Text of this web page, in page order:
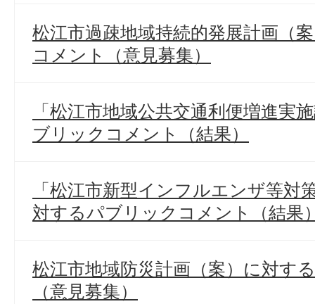
松江市過疎地域持続的発展計画（
コメント（意見募集）
「松江市地域公共交通利便増進実
ブリックコメント（結果）
「松江市新型インフルエンザ等対
対するパブリックコメント（結果
松江市地域防災計画（案）に対す
（意見募集）